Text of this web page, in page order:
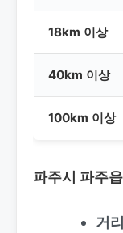
18km 이상
40km 이상
100km 이상
파주시 파주
거리